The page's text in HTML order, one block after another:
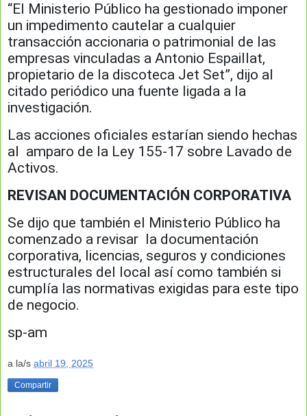
“El Ministerio Público ha gestionado imponer
un impedimento cautelar a cualquier
transacción accionaria o patrimonial de las
empresas vinculadas a Antonio Espaillat,
propietario de la discoteca Jet Set”, dijo al
citado periódico una fuente ligada a la
investigación.
Las acciones oficiales estarían siendo hechas
al amparo de la Ley 155-17 sobre Lavado de
Activos.
REVISAN DOCUMENTACIÓN CORPORATIVA
Se dijo que también el Ministerio Público ha
comenzado a revisar la documentación
corporativa, licencias, seguros y condiciones
estructurales del local así como también si
cumplía las normativas exigidas para este tipo
de negocio.
sp-am
a la/s abril 19, 2025
Compartir